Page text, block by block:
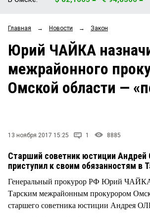
ОБЩЕСТВО
ЗАКОН
НОВОСТИ КОМПАНИЙ Блоги
Архив
Главная → Новости → Закон
Юрий ЧАЙКА
межрайонного
Омской области —
13 ноября 2017 15:25 1 8885
Старший советник юстиции
приступил к своим обязанностям в
Генеральный прокурор РФ Юрий
Тарским межрайонным прокурором
старшего советника юстиции Андрея